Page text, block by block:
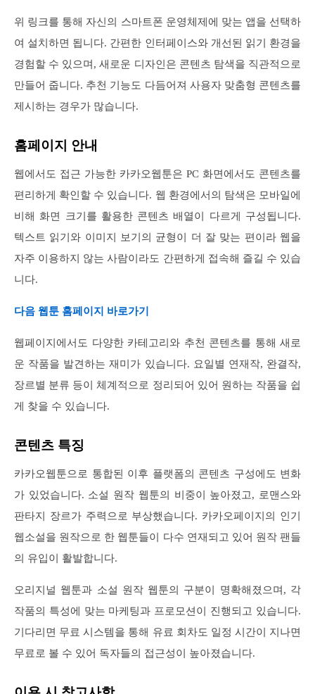
위 링크를 통해 자신의 스마트폰 운영체제에 맞는 앱을 선택하
여 설치하면 됩니다. 간편한 인터페이스와 개선된 읽기 환경을
경험할 수 있으며, 새로운 디자인은 콘텐츠 탐색을 직관적으로
만들어 줍니다. 추천 기능도 다듬어져 사용자 맞춤형 콘텐츠를
제시하는 경우가 많습니다.
홈페이지 안내
웹에서도 접근 가능한 카카오웹툰은 PC 화면에서도 콘텐츠를
편리하게 확인할 수 있습니다. 웹 환경에서의 탐색은 모바일에
비해 화면 크기를 활용한 콘텐츠 배열이 다르게 구성됩니다.
텍스트 읽기와 이미지 보기의 균형이 더 잘 맞는 편이라 웹을
자주 이용하지 않는 사람이라도 간편하게 접속해 즐길 수 있습
니다.
다음 웹툰 홈페이지 바로가기
웹페이지에서도 다양한 카테고리와 추천 콘텐츠를 통해 새로
운 작품을 발견하는 재미가 있습니다. 요일별 연재작, 완결작,
장르별 분류 등이 체계적으로 정리되어 있어 원하는 작품을 쉽
게 찾을 수 있습니다.
콘텐츠 특징
카카오웹툰으로 통합된 이후 플랫폼의 콘텐츠 구성에도 변화
가 있었습니다. 소설 원작 웹툰의 비중이 높아졌고, 로맨스와
판타지 장르가 주력으로 부상했습니다. 카카오페이지의 인기
웹소설을 원작으로 한 웹툰들이 다수 연재되고 있어 원작 팬들
의 유입이 활발합니다.
오리지널 웹툰과 소설 원작 웹툰의 구분이 명확해졌으며, 각
작품의 특성에 맞는 마케팅과 프로모션이 진행되고 있습니다.
기다리면 무료 시스템을 통해 유료 회차도 일정 시간이 지나면
무료로 볼 수 있어 독자들의 접근성이 높아졌습니다.